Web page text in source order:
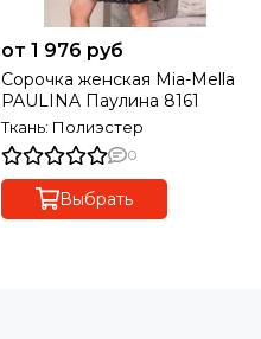
от 1 976 руб
Сорочка женская Mia-Mella
PAULINA Паулина 8161
Ткань: Полиэстер
0
Выбрать